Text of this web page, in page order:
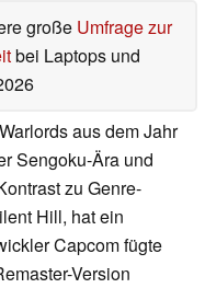
große Umfrage zur
bei Laptops und
aus dem Jahr
Sengoku-Ära und
zu Genre-
Hill, hat ein
Capcom fügte
Version